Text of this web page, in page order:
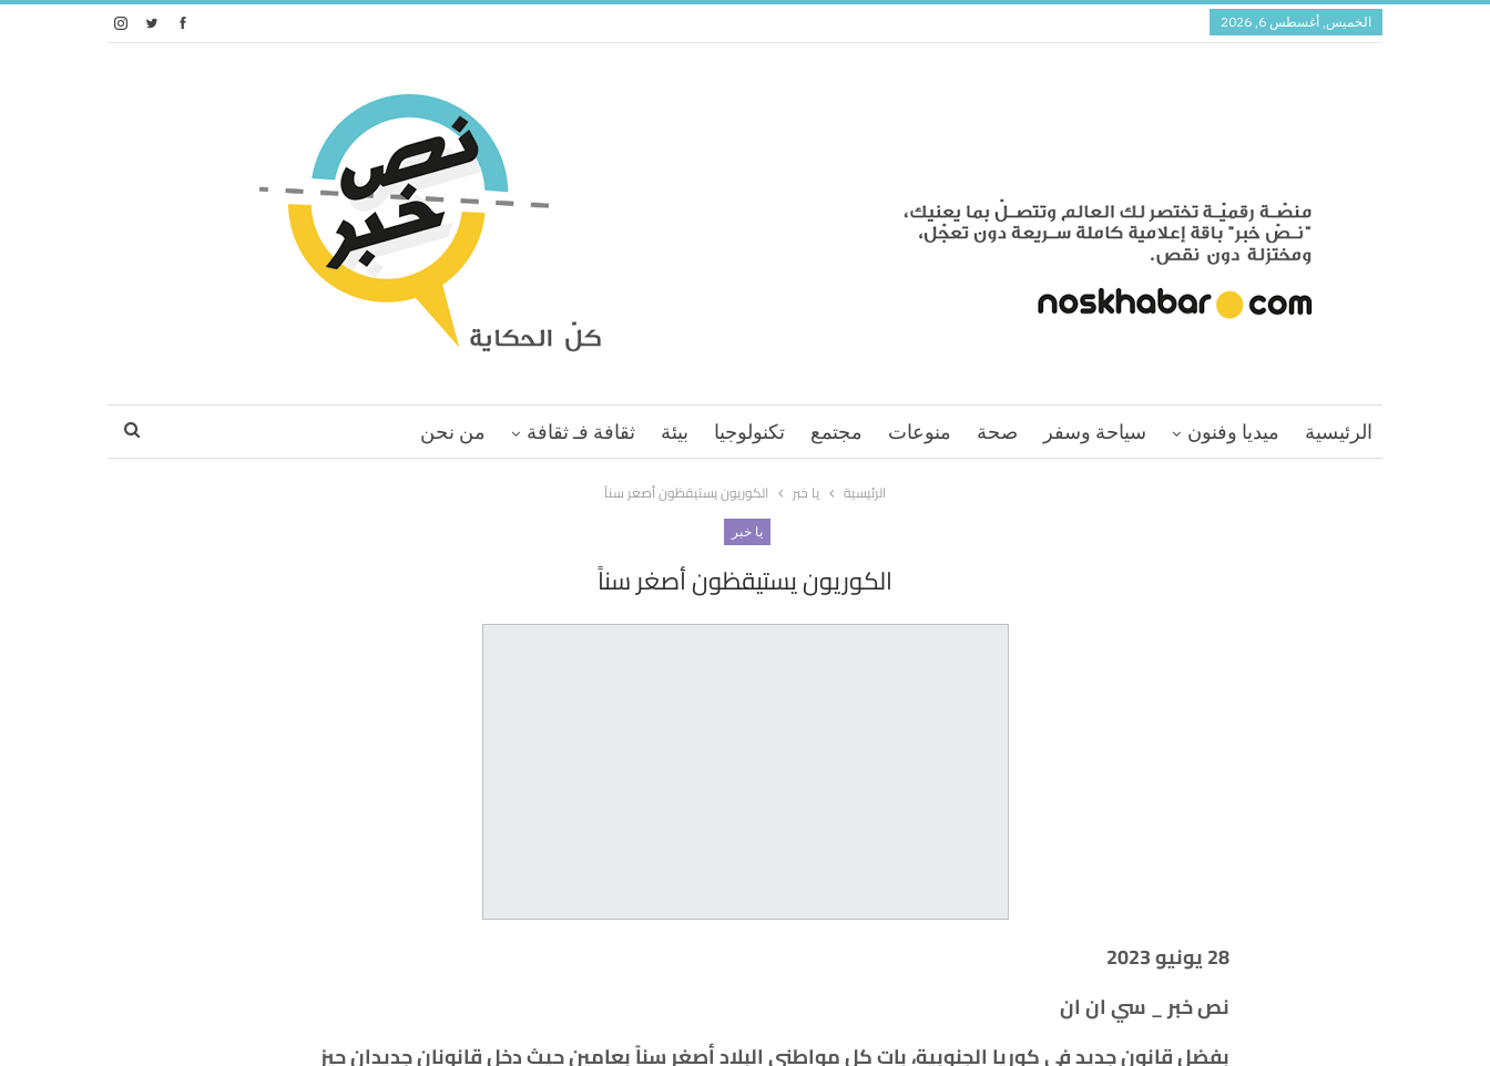
الخميس, أغسطس 6, 2026
الرئيسية ميديا وفنون سياحة وسفر صحة منوعات مجتمع تكنولوجيا بيئة ثقافة فـ ثقافة من نحن
الرئيسية يا خبر الكوريون يستيقظون أصغر سناً
يا خبر
الكوريون يستيقظون أصغر سناً
28 يونيو 2023
نص خبر _ سي ان ان
بفضل قانون جديد في كوريا الجنوبية، بات كل مواطني البلاد أصغر سناً بعامين حيثدخل قانونان جديدان حيز